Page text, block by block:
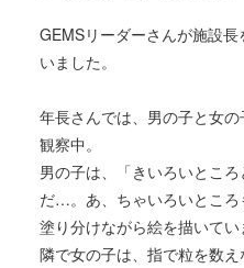
GEMSリーダーさんが施設
いました。
年長さんでは、男の子と女
観察中。
男の子は、「きいろいとこ
だ…。あ、ちゃいろいとこ
塗り分けながら絵を描いてい
隣で女の子は、指で粒を数